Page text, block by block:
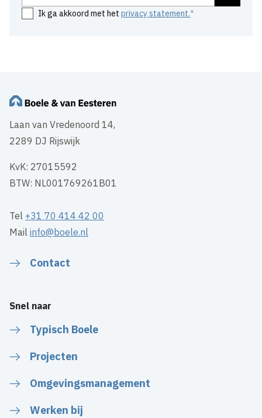
Ik ga akkoord met hetprivacy statement.
Laan van Vredenoord 14,
2289 DJ Rijswijk
KvK: 27015592
BTW: NL001769261B01
Tel +31 70 414 42 00
Mailinfo@boele.nl
Contact
Snel naar
Typisch Boele
Projecten
Omgevingsmanagement
Werken bij